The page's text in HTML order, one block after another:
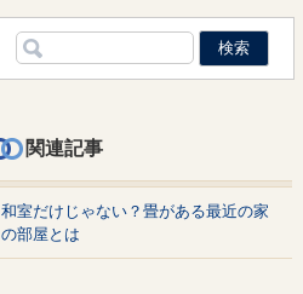
関連記事
和室だけじゃない？畳がある最近の家
の部屋とは